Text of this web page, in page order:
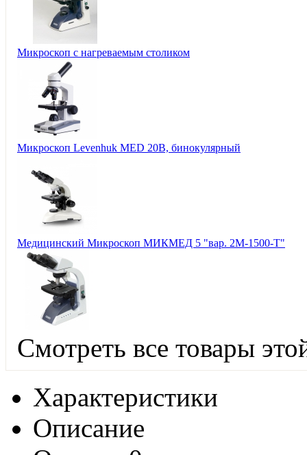
Микроскоп с нагреваемым столиком
Микроскоп Levenhuk MED 20B, бинокулярный
Медицинский Микроскоп МИКМЕД 5 "вар. 2М-1500-Т"
Смотреть все товары
Характеристики
Описание